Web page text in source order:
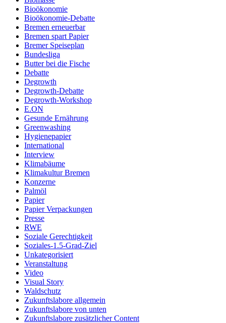
Bioökonomie
Bioökonomie-Debatte
Bremen erneuerbar
Bremen spart Papier
Bremer Speiseplan
Bundesliga
Butter bei die Fische
Debatte
Degrowth
Degrowth-Debatte
Degrowth-Workshop
E.ON
Gesunde Ernährung
Greenwashing
Hygienepapier
International
Interview
Klimabäume
Klimakultur Bremen
Konzerne
Palmöl
Papier
Papier Verpackungen
Presse
RWE
Soziale Gerechtigkeit
Soziales-1.5-Grad-Ziel
Unkategorisiert
Veranstaltung
Video
Visual Story
Waldschutz
Zukunftslabore allgemein
Zukunftslabore von unten
Zukunftslabore zusätzlicher Content